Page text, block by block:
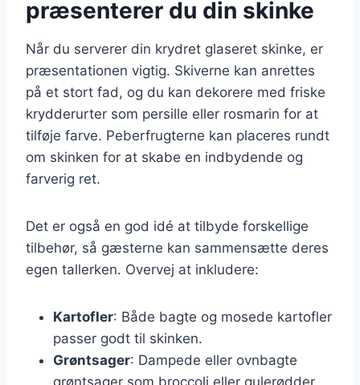
præsenterer du din skinke
Når du serverer din krydret glaseret skinke, er
præsentationen vigtig. Skiverne kan anrettes
på et stort fad, og du kan dekorere med friske
krydderurter som persille eller rosmarin for at
tilføje farve. Peberfrugterne kan placeres rundt
om skinken for at skabe en indbydende og
farverig ret.
Det er også en god idé at tilbyde forskellige
tilbehør, så gæsterne kan sammensætte deres
egen tallerken. Overvej at inkludere:
Kartofler: Både bagte og mosede kartofler
passer godt til skinken.
Grøntsager: Dampede eller ovnbagte
grøntsager som broccoli eller gulerødder.